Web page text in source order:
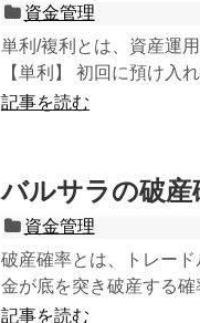
資金管理
単利/複利とは、資産運
【単利】 初回に預け入
記事を読む
バルサラの破産
資金管理
破産確率とは、トレー
金が底を突き破産する確
記事を読む